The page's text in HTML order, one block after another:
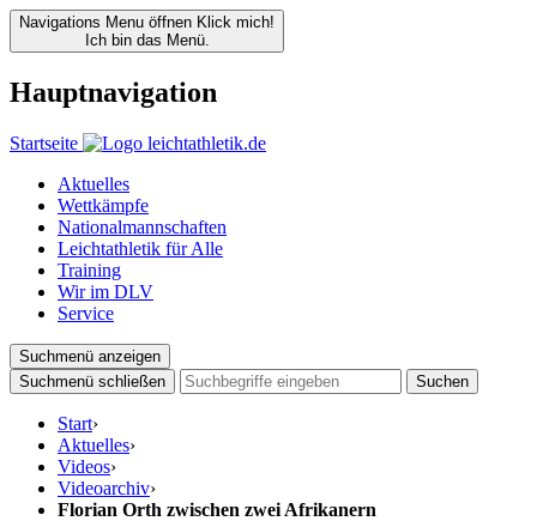
Navigations Menu öffnen Klick mich!
Ich bin das Menü.
Hauptnavigation
Startseite
Aktuelles
Wettkämpfe
Nationalmannschaften
Leichtathletik für Alle
Training
Wir im DLV
Service
Suchmenü anzeigen
Suchmenü schließen
Suchen
Start›
Aktuelles›
Videos›
Videoarchiv›
Florian Orth zwischen zwei Afrikanern